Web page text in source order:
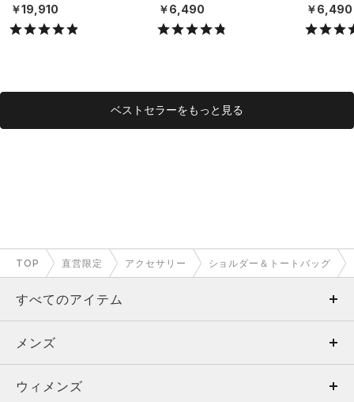
X）
￥19,910
（ライフスタイル/UNISE
￥6,490
（ライフ
￥6,490
ベストセラーをもっと見る
TOP 直営限定 アクセサリー ショルダー＆トートバッグ
すべてのアイテム
メンズ
ウィメンズ
メンズ
トップス
ウィメンズ